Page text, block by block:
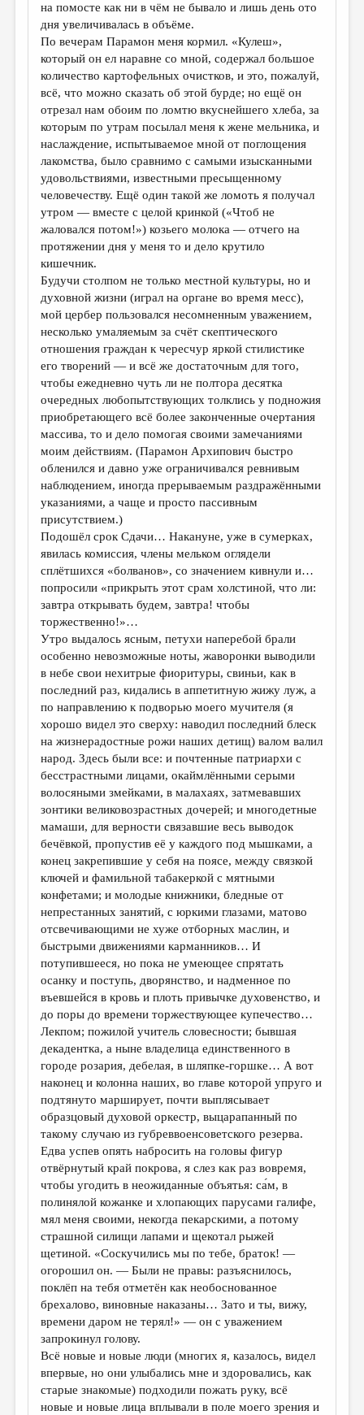
на помосте как ни в чём не бывало и лишь день ото
дня увеличивалась в объёме.
По вечерам Парамон меня кормил. «Кулеш»,
который он ел наравне со мной, содержал большое
количество картофельных очистков, и это, пожалуй,
всё, что можно сказать об этой бурде; но ещё он
отрезал нам обоим по ломтю вкуснейшего хлеба, за
которым по утрам посылал меня к жене мельника, и
наслаждение, испытываемое мной от поглощения
лакомства, было сравнимо с самыми изысканными
удовольствиями, известными пресыщенному
человечеству. Ещё один такой же ломоть я получал
утром — вместе с целой кринкой («Чтоб не
жаловался потом!») козьего молока — отчего на
протяжении дня у меня то и дело крутило
кишечник.
Будучи столпом не только местной культуры, но и
духовной жизни (играл на органе во время месс),
мой цербер пользовался несомненным уважением,
несколько умаляемым за счёт скептического
отношения граждан к чересчур яркой стилистике
его творений — и всё же достаточным для того,
чтобы ежедневно чуть ли не полтора десятка
очередных любопытствующих толклись у подножия
приобретающего всё более законченные очертания
массива, то и дело помогая своими замечаниями
моим действиям. (Парамон Архипович быстро
обленился и давно уже ограничивался ревнивым
наблюдением, иногда прерываемым раздражёнными
указаниями, а чаще и просто пассивным
присутствием.)
Подошёл срок Сдачи… Накануне, уже в сумерках,
явилась комиссия, члены мельком оглядели
сплётшихся «болванов», со значением кивнули и…
попросили «прикрыть этот срам холстиной, что ли:
завтра открывать будем, завтра! чтобы
торжественно!»…
Утро выдалось ясным, петухи наперебой брали
особенно невозможные ноты, жаворонки выводили
в небе свои нехитрые фиоритуры, свиньи, как в
последний раз, кидались в аппетитную жижу луж, а
по направлению к подворью моего мучителя (я
хорошо видел это сверху: наводил последний блеск
на жизнерадостные рожи наших детищ) валом валил
народ. Здесь были все: и почтенные патриархи с
бесстрастными лицами, окаймлёнными серыми
волосяными змейками, в малахаях, затмевавших
зонтики великовозрастных дочерей; и многодетные
мамаши, для верности связавшие весь выводок
бечёвкой, пропустив её у каждого под мышками, а
конец закрепившие у себя на поясе, между связкой
ключей и фамильной табакеркой с мятными
конфетами; и молодые книжники, бледные от
непрестанных занятий, с юркими глазами, матово
отсвечивающими не хуже отборных маслин, и
быстрыми движениями карманников… И
потупившееся, но пока не умеющее спрятать
осанку и поступь, дворянство, и надменное по
въевшейся в кровь и плоть привычке духовенство, и
до поры до времени торжествующее купечество…
Лекпом; пожилой учитель словесности; бывшая
декадентка, а ныне владелица единственного в
городе розария, дебелая, в шляпке-горшке… А вот
наконец и колонна наших, во главе которой упруго и
подтянуто марширует, почти выплясывает
образцовый духовой оркестр, выцарапанный по
такому случаю из губреввоенсоветского резерва.
Едва успев опять набросить на головы фигур
отвёрнутый край покрова, я слез как раз вовремя,
чтобы угодить в неожиданные объятья: са́м, в
полинялой кожанке и хлопающих парусами галифе,
мял меня своими, некогда пекарскими, а потому
страшной силищи лапами и щекотал рыжей
щетиной. «Соскучились мы по тебе, браток! —
огорошил он. — Были не правы: разъяснилось,
поклёп на тебя отметён как необоснованное
брехалово, виновные наказаны… Зато и ты, вижу,
времени даром не терял!» — он с уважением
запрокинул голову.
Всё новые и новые люди (многих я, казалось, видел
впервые, но они улыбались мне и здоровались, как
старые знакомые) подходили пожать руку, всё
новые и новые лица вплывали в поле моего зрения и